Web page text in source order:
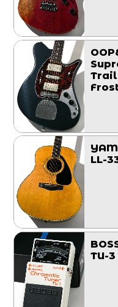
LL-
TU-